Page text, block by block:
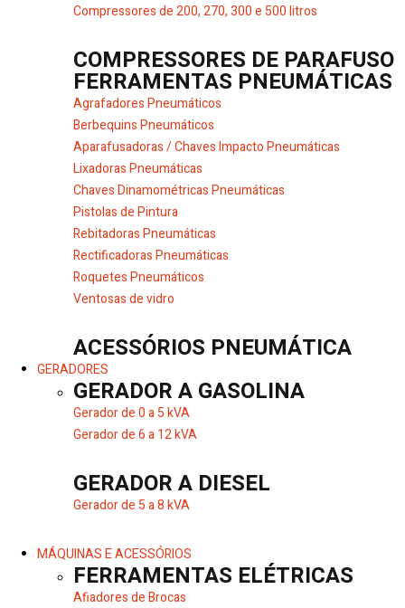
Compressores de 200, 270, 300 e 500 litros
COMPRESSORES DE PARAFUSO
FERRAMENTAS PNEUMÁTICAS
Agrafadores Pneumáticos
Berbequins Pneumáticos
Aparafusadoras / Chaves Impacto Pneumáticas
Lixadoras Pneumáticas
Chaves Dinamométricas Pneumáticas
Pistolas de Pintura
Rebitadoras Pneumáticas
Rectificadoras Pneumáticas
Roquetes Pneumáticos
Ventosas de vidro
ACESSÓRIOS PNEUMÁTICA
GERADORES
GERADOR A GASOLINA
Gerador de 0 a 5 kVA
Gerador de 6 a 12 kVA
GERADOR A DIESEL
Gerador de 5 a 8 kVA
MÁQUINAS E ACESSÓRIOS
FERRAMENTAS ELÉTRICAS
Afiadores de Brocas